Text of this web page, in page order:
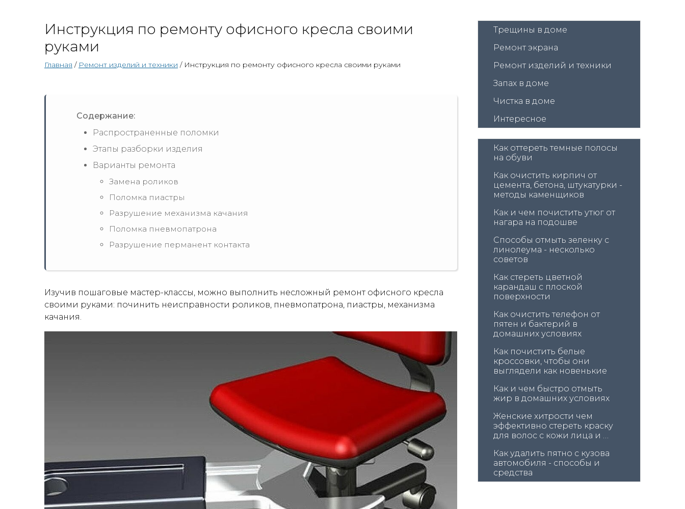
Инструкция по ремонту офисного кресла своими
руками
Главная / Ремонт изделий и техники / Инструкция по ремонту офисного кресла своими руками
Содержание:
Распространенные поломки
Этапы разборки изделия
Варианты ремонта
Замена роликов
Поломка пиастры
Разрушение механизма качания
Поломка пневмопатрона
Разрушение перманент контакта
Изучив пошаговые мастер-классы, можно выполнить несложный ремонт офисного кресла
своими руками: починить неисправности роликов, пневмопатрона, пиастры, механизма
качания.
Трещины в доме
Ремонт экрана
Ремонт изделий и техники
Запах в доме
Чистка в доме
Интересное
Как оттереть темные полосы
на обуви
Как очистить кирпич от
цемента, бетона, штукатурки -
методы каменщиков
Как и чем почистить утюг от
нагара на подошве
Способы отмыть зеленку с
линолеума - несколько
советов
Как стереть цветной
карандаш с плоской
поверхности
Как очистить телефон от
пятен и бактерий в
домашних условиях
Как почистить белые
кроссовки, чтобы они
выглядели как новенькие
Как и чем быстро отмыть
жир в домашних условиях
Женские хитрости чем
эффективно стереть краску
для волос с кожи лица и
Как удалить пятно с кузова
автомобиля - способы и
средства